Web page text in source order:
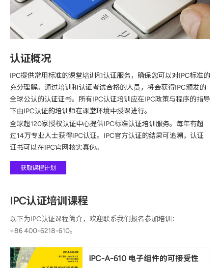
认证概况
IPC提供常用标准的课堂培训和认证服务，确保您可以对IPC标准的
充分理解。通过培训和认证考试合格的人员，将会获得IPC颁发的
全球公认的认证证书。所有IPC认证培训应在IPC政策与程序的指导
下由IPC认证的培训师在课堂环境中授课进行。
全球超120家授权认证中心提供IPC标准认证培训服务。每年有超
过14万专业人士获得IPC认证。IPC官方认证的结果可追溯，认证
证书可以在IPC官网核实真伪。
获取课程计划
IPC认证培训课程
以下为IPC认证课程简介，欢迎联系我们报名参加培训：
+86 400-6218-610。
IPC-A-610 电子组件的可接受性